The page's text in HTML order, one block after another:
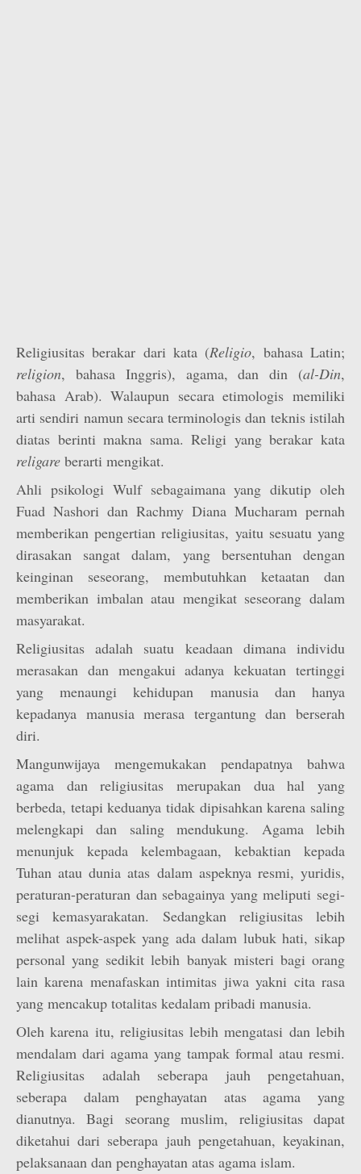
Religiusitas berakar dari kata (Religio, bahasa Latin;
religion, bahasa Inggris), agama, dan din (al-Din,
bahasa Arab). Walaupun secara etimologis memiliki
arti sendiri namun secara terminologis dan teknis istilah
diatas berinti makna sama. Religi yang berakar kata
religare berarti mengikat.
Ahli psikologi Wulf sebagaimana yang dikutip oleh
Fuad Nashori dan Rachmy Diana Mucharam pernah
memberikan pengertian religiusitas, yaitu sesuatu yang
dirasakan sangat dalam, yang bersentuhan dengan
keinginan seseorang, membutuhkan ketaatan dan
memberikan imbalan atau mengikat seseorang dalam
masyarakat.
Religiusitas adalah suatu keadaan dimana individu
merasakan dan mengakui adanya kekuatan tertinggi
yang menaungi kehidupan manusia dan hanya
kepadanya manusia merasa tergantung dan berserah
diri.
Mangunwijaya mengemukakan pendapatnya bahwa
agama dan religiusitas merupakan dua hal yang
berbeda, tetapi keduanya tidak dipisahkan karena saling
melengkapi dan saling mendukung. Agama lebih
menunjuk kepada kelembagaan, kebaktian kepada
Tuhan atau dunia atas dalam aspeknya resmi, yuridis,
peraturan-peraturan dan sebagainya yang meliputi segi-
segi kemasyarakatan. Sedangkan religiusitas lebih
melihat aspek-aspek yang ada dalam lubuk hati, sikap
personal yang sedikit lebih banyak misteri bagi orang
lain karena menafaskan intimitas jiwa yakni cita rasa
yang mencakup totalitas kedalam pribadi manusia.
Oleh karena itu, religiusitas lebih mengatasi dan lebih
mendalam dari agama yang tampak formal atau resmi.
Religiusitas adalah seberapa jauh pengetahuan,
seberapa dalam penghayatan atas agama yang
dianutnya. Bagi seorang muslim, religiusitas dapat
diketahui dari seberapa jauh pengetahuan, keyakinan,
pelaksanaan dan penghayatan atas agama islam.